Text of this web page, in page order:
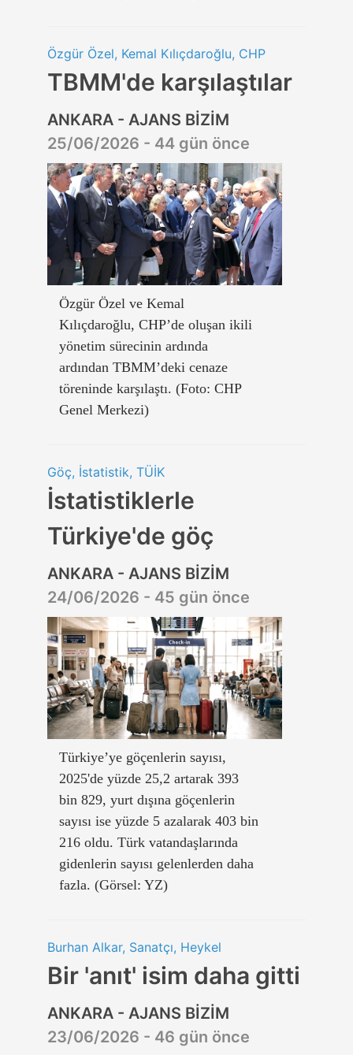
Özgür Özel, Kemal Kılıçdaroğlu, CHP
TBMM'de karşılaştılar
ANKARA - AJANS BİZİM
25/06/2026 - 44 gün önce
Özgür Özel ve Kemal
Kılıçdaroğlu, CHP’de oluşan ikili
yönetim sürecinin ardında
ardından TBMM’deki cenaze
töreninde karşılaştı. (Foto: CHP
Genel Merkezi)
Göç, İstatistik, TÜİK
İstatistiklerle
Türkiye'de göç
ANKARA - AJANS BİZİM
24/06/2026 - 45 gün önce
Türkiye’ye göçenlerin sayısı,
2025'de yüzde 25,2 artarak 393
bin 829, yurt dışına göçenlerin
sayısı ise yüzde 5 azalarak 403 bin
216 oldu. Türk vatandaşlarında
gidenlerin sayısı gelenlerden daha
fazla. (Görsel: YZ)
Burhan Alkar, Sanatçı, Heykel
Bir 'anıt' isim daha gitti
ANKARA - AJANS BİZİM
23/06/2026 - 46 gün önce